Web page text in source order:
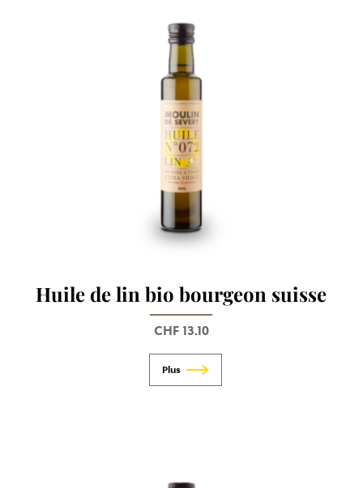
Huile de lin bio bourgeon suisse
CHF13.10